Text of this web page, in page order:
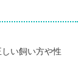
い飼い方や性